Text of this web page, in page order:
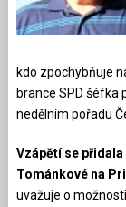
kdo zpochybňuje
brance SPD šéfka
nedělním pořadu
Vzápětí se
Tománkové na
uvažuje o